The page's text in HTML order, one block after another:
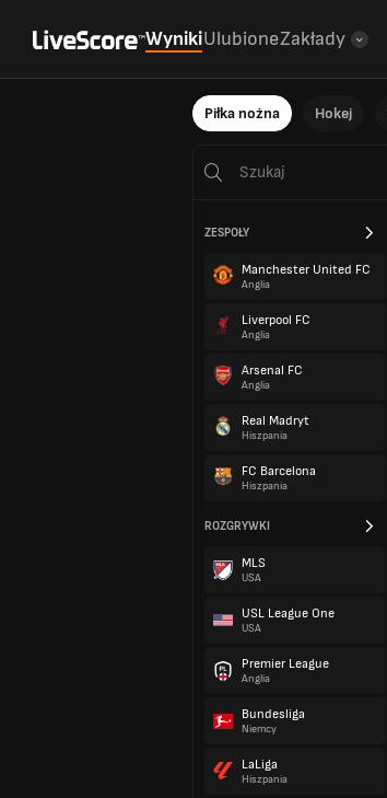
WynikiUlubioneZakłady
Piłka nożna Hokej
ZESPOŁY
Manchester United FC
Anglia
Liverpool FC
Anglia
Arsenal FC
Anglia
Real Madryt
Hiszpania
FC Barcelona
Hiszpania
ROZGRYWKI
MLS
USA
USL League One
USA
Premier League
Anglia
Bundesliga
Niemcy
LaLiga
Hiszpania